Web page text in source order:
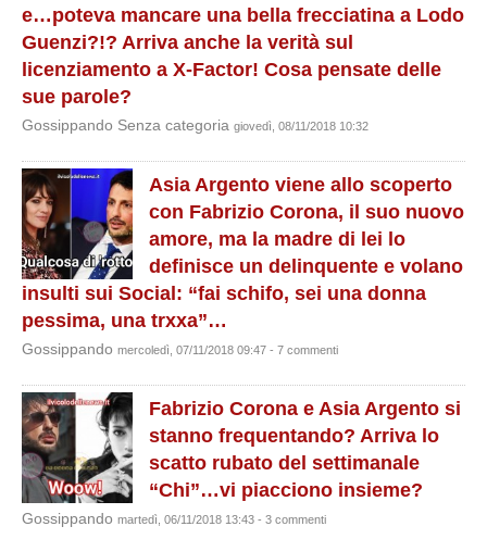
e…poteva mancare una bella frecciatina a Lodo
Guenzi?!? Arriva anche la verità sul
licenziamento a X-Factor! Cosa pensate delle
sue parole?
Gossippando Senza categoria giovedì, 08/11/2018 10:32
Asia Argento viene allo scoperto
con Fabrizio Corona, il suo nuovo
amore, ma la madre di lei lo
definisce un delinquente e volano
insulti sui Social: “fai schifo, sei una donna
pessima, una trxxa”…
Gossippando mercoledì, 07/11/2018 09:47 - 7 commenti
Fabrizio Corona e Asia Argento si
stanno frequentando? Arriva lo
scatto rubato del settimanale
“Chi”…vi piacciono insieme?
Gossippando martedì, 06/11/2018 13:43 - 3 commenti